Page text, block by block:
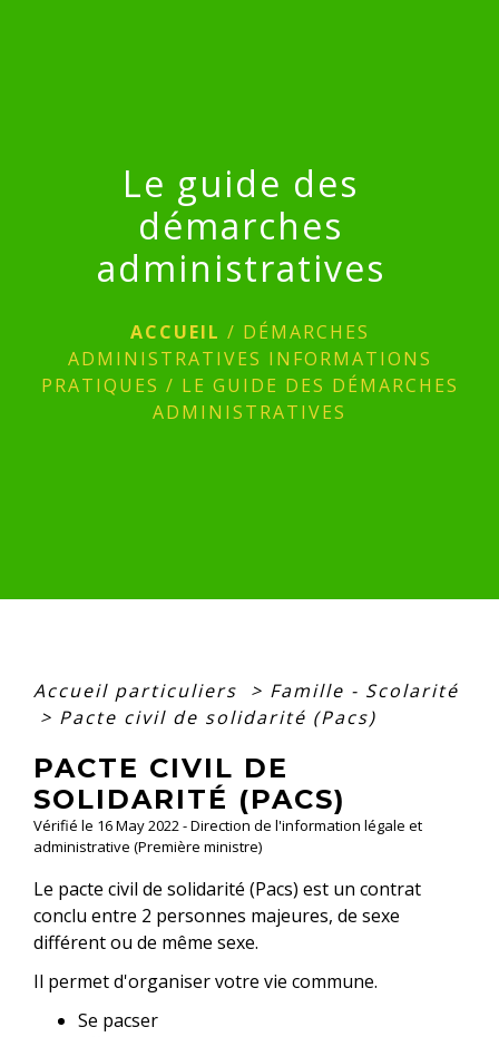
Le guide des
démarches
administratives
ACCUEIL / DÉMARCHES
ADMINISTRATIVES INFORMATIONS
PRATIQUES / LE GUIDE DES DÉMARCHES
ADMINISTRATIVES
Accueil particuliers > Famille - Scolarité
> Pacte civil de solidarité (Pacs)
PACTE CIVIL DE
SOLIDARITÉ (PACS)
Vérifié le 16 May 2022 - Direction de l'information légale et
administrative (Première ministre)
Le pacte civil de solidarité (Pacs) est un contrat
conclu entre 2 personnes majeures, de sexe
différent ou de même sexe.
Il permet d'organiser votre vie commune.
Se pacser